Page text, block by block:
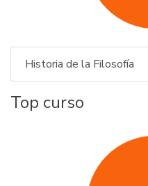
Historia de la Filosofía
Top curso